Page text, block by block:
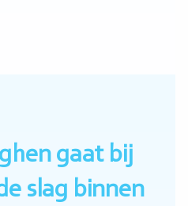
gaat bij
slag binnen